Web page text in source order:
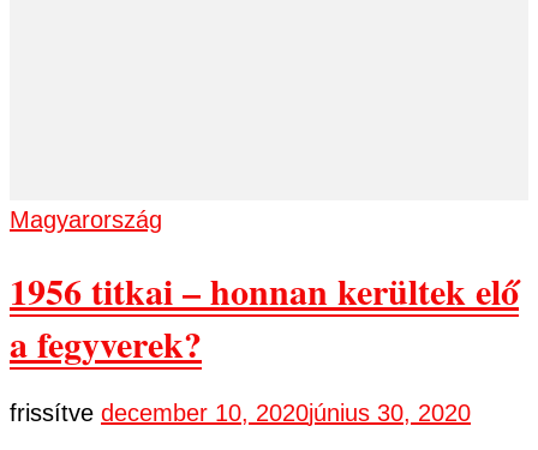
Magyarország
1956 titkai – honnan kerültek elő
a fegyverek?
frissítve december 10, 2020június 30, 2020